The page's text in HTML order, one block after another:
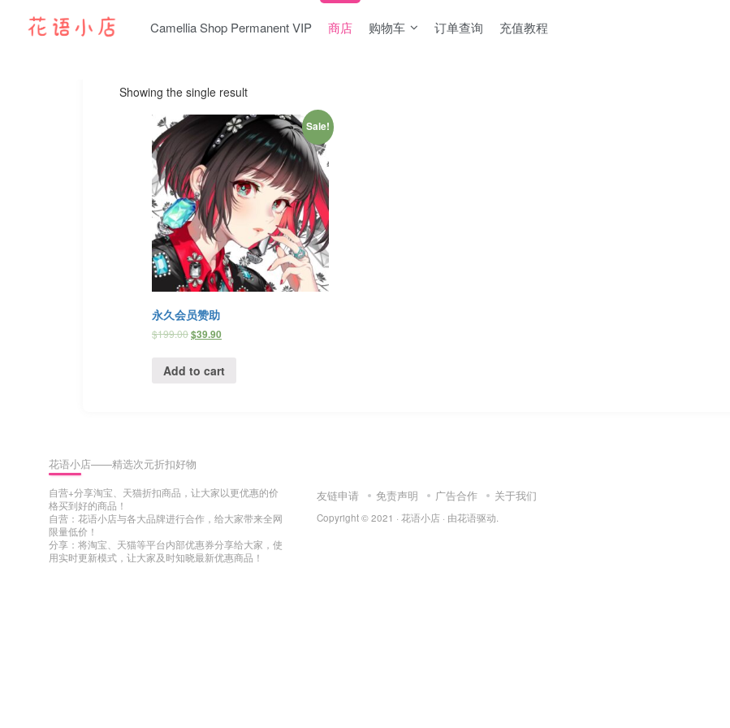
Camellia Shop Permanent VIP 商店 购物车 订单查询 充值教程
Showing the single result
Sale!
永久会员赞助
$199.00$39.90
Add to cart
花语小店——精选次元折扣好物
自营+分享淘宝、天猫折扣商品，让大家以更优惠的价
格买到好的商品！
自营：花语小店与各大品牌进行合作，给大家带来全网
限量低价！
分享：将淘宝、天猫等平台内部优惠券分享给大家，使
用实时更新模式，让大家及时知晓最新优惠商品！
友链申请 免责声明 广告合作 关于我们
Copyright © 2021 · 花语小店 · 由花语驱动.